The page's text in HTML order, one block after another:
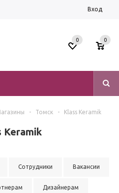
Вход
0 0
- Томск - Klass Keramik
Keramik
Сотрудники Вакансии
Дизайнерам